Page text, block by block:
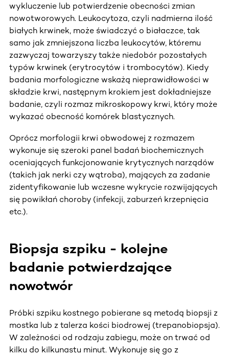
wykluczenie lub potwierdzenie obecności zmian
nowotworowych. Leukocytoza, czyli nadmierna ilość
białych krwinek, może świadczyć o białaczce, tak
samo jak zmniejszona liczba leukocytów, któremu
zazwyczaj towarzyszy także niedobór pozostałych
typów krwinek (erytrocytów i trombocytów). Kiedy
badania morfologiczne wskażą nieprawidłowości w
składzie krwi, następnym krokiem jest dokładniejsze
badanie, czyli rozmaz mikroskopowy krwi, który może
wykazać obecność komórek blastycznych.
Oprócz morfologii krwi obwodowej z rozmazem
wykonuje się szeroki panel badań biochemicznych
oceniających funkcjonowanie krytycznych narządów
(takich jak nerki czy wątroba), mających za zadanie
zidentyfikowanie lub wczesne wykrycie rozwijających
się powikłań choroby (infekcji, zaburzeń krzepnięcia
etc.).
Biopsja szpiku - kolejne
badanie potwierdzające
nowotwór
Próbki szpiku kostnego pobierane są metodą biopsji z
mostka lub z talerza kości biodrowej (trepanobiopsja).
W zależności od rodzaju zabiegu, może on trwać od
kilku do kilkunastu minut. Wykonuje się go z